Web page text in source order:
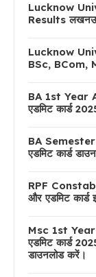
Lucknow
Results लखनऊ
Lucknow
BSc, BCom,
BA 1st Year
एडमिट कार्ड
BA
एडमिट कार्ड
RPF
और एडमिट
Msc 1st Year
एडमिट कार्ड
डाउनलोड करें।